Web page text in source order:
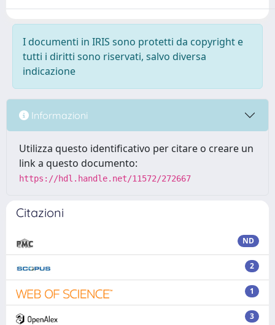
I documenti in IRIS sono protetti da copyright e
tutti i diritti sono riservati, salvo diversa
indicazione
Informazioni
Utilizza questo identificativo per citare o creare un
link a questo documento:
https://hdl.handle.net/11572/272667
Citazioni
ND
2
1
3